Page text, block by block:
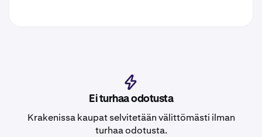
Ei turhaa odotusta
Krakenissa kaupat selvitetään välittömästi ilman
turhaa odotusta.